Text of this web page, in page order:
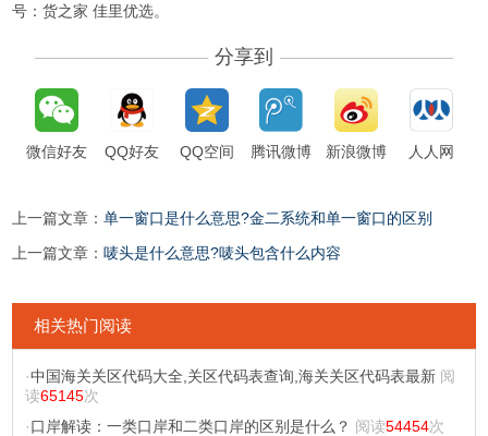
号：货之家 佳里优选。
分享到
微信好友 QQ好友 QQ空间 腾讯微博 新浪微博 人人网
上一篇文章：单一窗口是什么意思?金二系统和单一窗口的区别
上一篇文章：唛头是什么意思?唛头包含什么内容
相关热门阅读
·中国海关关区代码大全,关区代码表查询,海关关区代码表最新阅
读65145次
·口岸解读：一类口岸和二类口岸的区别是什么？ 阅读54454次